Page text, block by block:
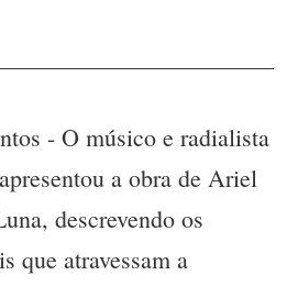
- O músico e radialista
a obra de Ariel
descrevendo os
que atravessam a